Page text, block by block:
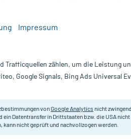
Versand* ab 19€
Unterstützt die
Darreichung:
Impressum
Trafficquellen zählen, um die Leistung
Google Signals, Bing Ads Universal
vonGoogle Analytics nicht
ein Datentransfer in Drittstaaten bzw. die USA
nicht geprüft und nachvollzogen werden.